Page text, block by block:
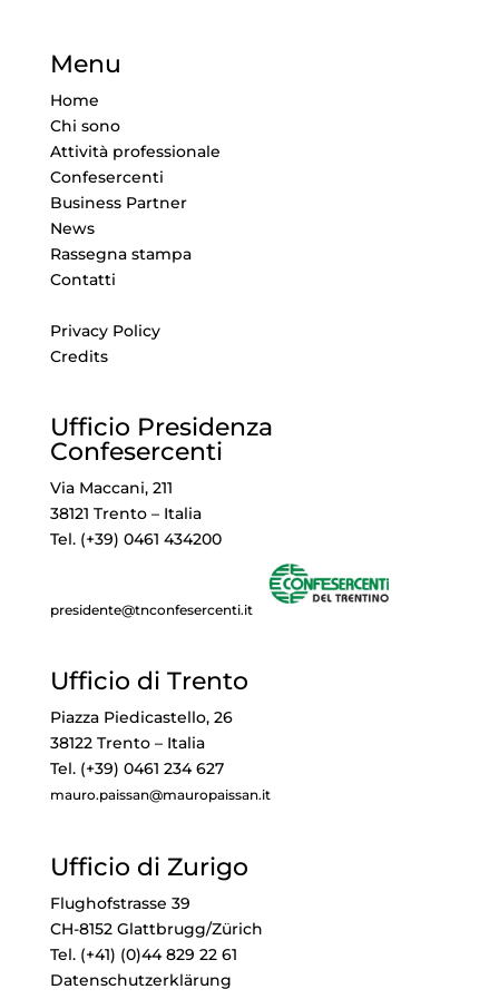
Menu
Home
Chi sono
Attività professionale
Confesercenti
Business Partner
News
Rassegna stampa
Contatti
Privacy Policy
Credits
Ufficio Presidenza
Confesercenti
Via Maccani, 211
38121 Trento – Italia
Tel. (+39) 0461 434200
presidente@tnconfesercenti.it
Ufficio di Trento
Piazza Piedicastello, 26
38122 Trento – Italia
Tel. (+39) 0461 234 627
mauro.paissan@mauropaissan.it
Ufficio di Zurigo
Flughofstrasse 39
CH-8152 Glattbrugg/Zürich
Tel. (+41) (0)44 829 22 61
Datenschutzerklärung